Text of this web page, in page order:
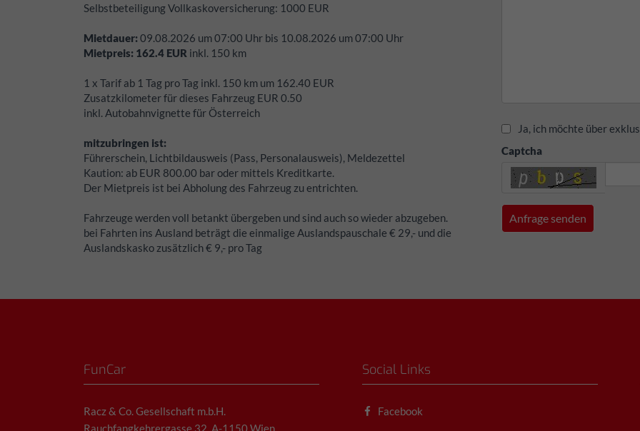
Selbstbeteiligung Vollkaskoversicherung: 1000 EUR
Mietdauer:09.08.2026 um07:00 Uhr bis 10.08.2026 um07:00 Uhr
Mietpreis: 162.4 EUR inkl. 150 km
1 x Tarif ab 1 Tag pro Tag inkl. 150 km um 162.40 EUR
Zusatzkilometer für dieses Fahrzeug EUR 0.50
inkl. Autobahnvignette für Österreich
mitzubringen ist:
Führerschein, Lichtbildausweis (Pass, Personalausweis), Meldezettel
Kaution: ab EUR 800.00 bar oder mittels Kreditkarte.
Der Mietpreis ist bei Abholung des Fahrzeug zu entrichten.
Fahrzeuge werden voll betankt übergeben und sind auch so wieder abzugeben.
bei Fahrten ins Ausland beträgt die einmalige Auslandspauschale € 29,- und die
Auslandskasko zusätzlich € 9,- pro Tag
Ja, ich möchte über
Captcha
FunCar
Racz & Co. Gesellschaft m.b.H.
Rauchfangkehrergasse 32, A-1150 Wien
Social Links
Facebook